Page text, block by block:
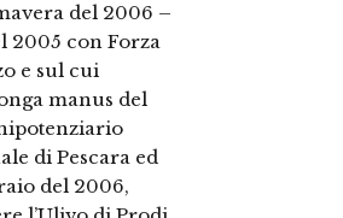
del 2006 –
2005 con Forza
e sul cui
manus del
di Pescara ed
del 2006,